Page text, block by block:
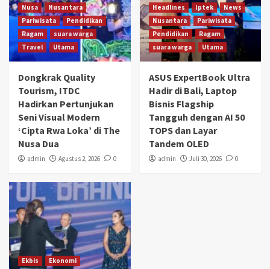
Nusa
Nusantara
Pariwisata
Pendidikan
Ragam
suara warga
Travel
Utama
Dongkrak Quality
Tourism, ITDC
Hadirkan Pertunjukan
Seni Visual Modern
‘Cipta Rwa Loka’ di The
Nusa Dua
admin Agustus 2, 2026 0
Headlines
Iptek
News
Nusantara
Pariwisata
Pendidikan
Ragam
suara warga
Utama
ASUS ExpertBook Ultra
Hadir di Bali, Laptop
Bisnis Flagship
Tangguh dengan AI 50
TOPS dan Layar
Tandem OLED
admin Juli 30, 2026 0
Ekbis
Ekonomi